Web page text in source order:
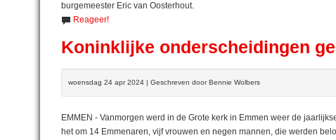
burgemeester Eric van Oosterhout.
Reageer!
Koninklijke onderscheidingen
woensdag 24 apr 2024 | Geschreven door Bennie Wolbers
EMMEN - Vanmorgen werd in de Grote kerk in Emmen weer de
het om 14 Emmenaren, vijf vrouwen en negen mannen, die werden